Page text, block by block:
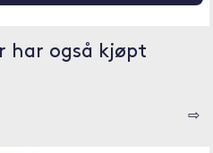
har også kjøpt
⇨